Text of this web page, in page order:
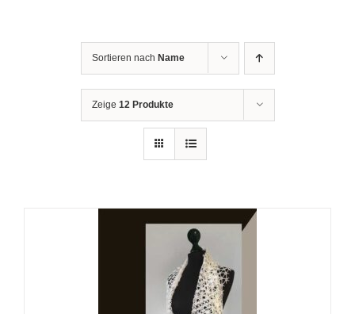
Sortieren nach Name
Zeige 12 Produkte